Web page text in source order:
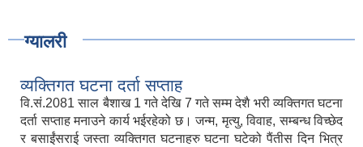
ग्यालरी
व्यक्तिगत घटना दर्ता सप्ताह
वि.सं.2081 साल बैशाख 1 गते देखि 7 गते सम्म देशै भरी व्यक्तिगत घटना
दर्ता सप्‍ताह मनाउने कार्य भईरहेको छ। जन्म, मृत्यु, विवाह, सम्बन्ध विच्छेद
र बसाईंसराई जस्ता व्यक्तिगत घटनाहरु घटना घटेको पैंतीस दिन भित्र